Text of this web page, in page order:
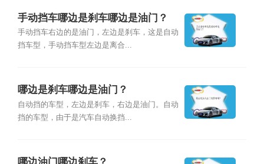
手动挡车哪边是刹车哪边是油门？
手动挡车右边的是油门，左边是刹车，这是自动
挡车型，手动挡车型左边是离合...
哪边是刹车哪边是油门？
自动挡的车型，左边是刹车，右边是油门。自动
挡的车型，由于是汽车自动换挡...